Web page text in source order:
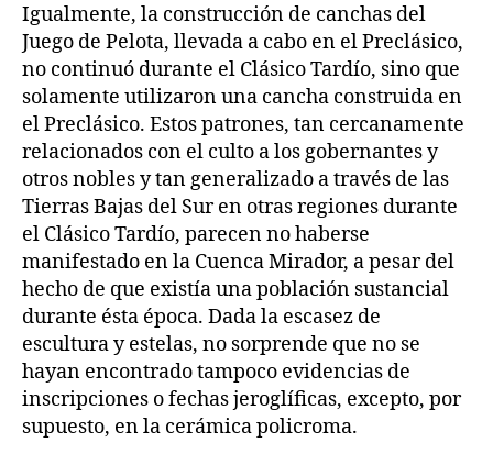
Igualmente, la construcción de canchas del
Juego de Pelota, llevada a cabo en el Preclásico,
no continuó durante el Clásico Tardío, sino que
solamente utilizaron una cancha construida en
el Preclásico. Estos patrones, tan cercanamente
relacionados con el culto a los gobernantes y
otros nobles y tan generalizado a través de las
Tierras Bajas del Sur en otras regiones durante
el Clásico Tardío, parecen no haberse
manifestado en la Cuenca Mirador, a pesar del
hecho de que existía una población sustancial
durante ésta época. Dada la escasez de
escultura y estelas, no sorprende que no se
hayan encontrado tampoco evidencias de
inscripciones o fechas jeroglíficas, excepto, por
supuesto, en la cerámica policroma.